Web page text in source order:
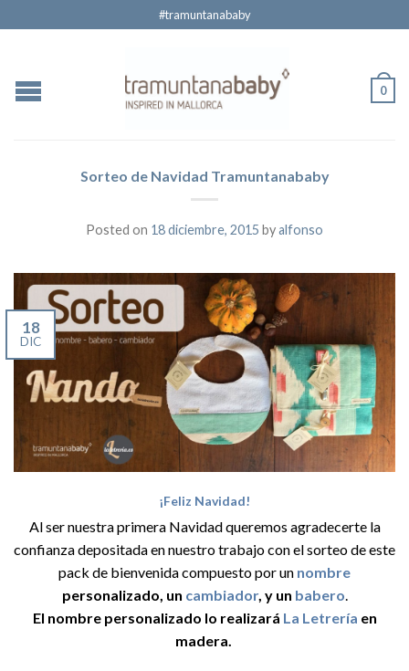
#tramuntanababy
0
Sorteo de Navidad Tramuntanababy
Posted on 18 diciembre, 2015 byalfonso
18
DIC
¡Feliz Navidad!
Al ser nuestra primera Navidad queremos agradecerte la
confianza depositada en nuestro trabajo con el sorteo de este
pack de bienvenida compuesto por un nombre
personalizado, un cambiador, y un babero.
El nombre personalizado lo realizará La Letrería en
madera.